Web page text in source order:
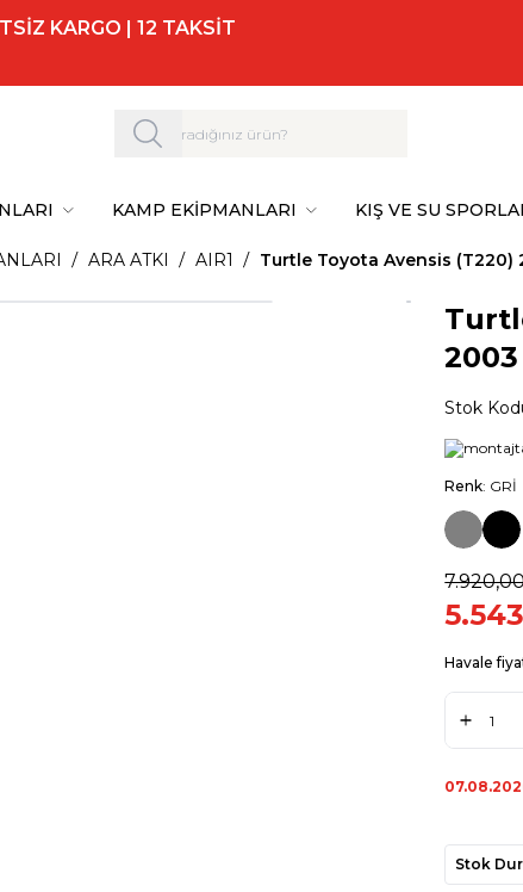
KARGO | 12 TAKSİT
KAMP EKİPMANLARI KIŞ VE SU
ARA ATKI AIR1 Turtle Toyota Avensis (T220)
Stok
Renk: GRİ
Havale
Stok